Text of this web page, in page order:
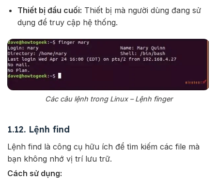
Thiết bị đầu cuối: Thiết bị mà người dùng đang sử
dụng để truy cập hệ thống.
Các câu lệnh trong Linux – Lệnh finger
1.12. Lệnh find
Lệnh find là công cụ hữu ích để tìm kiếm các file mà
bạn không nhớ vị trí lưu trữ.
Cách sử dụng: